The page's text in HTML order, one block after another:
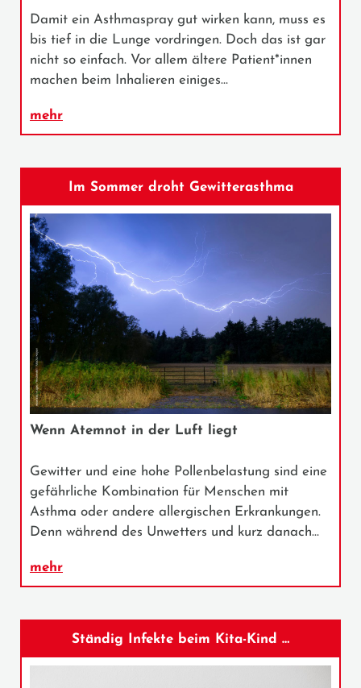
Damit ein Asthmaspray gut wirken kann, muss es
bis tief in die Lunge vordringen. Doch das ist gar
nicht so einfach. Vor allem ältere Patient*innen
machen beim Inhalieren einiges…
mehr
Im Sommer droht Gewitterasthma
Wenn Atemnot in der Luft liegt
Gewitter und eine hohe Pollenbelastung sind eine
gefährliche Kombination für Menschen mit
Asthma oder andere allergischen Erkrankungen.
Denn während des Unwetters und kurz danach…
mehr
Ständig Infekte beim Kita-Kind …